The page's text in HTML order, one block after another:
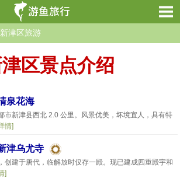
新津区旅游
区景点介绍
泉花海
市新津县西北 2.0 公里。风景优美，坏境宜人，具有特
情]
津乌尤寺
创建于唐代，临解放时仅存一殿。现已建成四重殿宇和
]